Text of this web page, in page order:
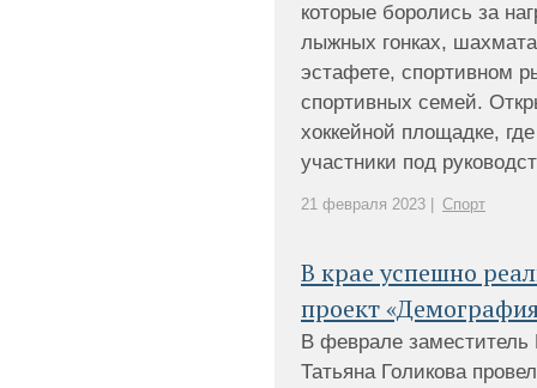
которые боролись за
лыжных гонках,
эстафете, спортивном
спортивных семей.
хоккейной площадке,
участники под
21 февраля 2023 | Спорт
В крае успешно
проект
В феврале заместитель
Татьяна Голикова